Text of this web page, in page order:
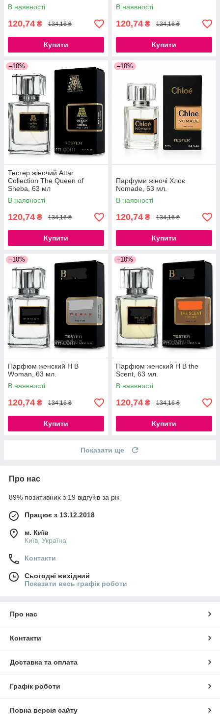
В наявності
120,74 ₴ 134,16 ₴
Купити
В наявності
120,74 ₴ 134,16 ₴
Купити
–10%
Тестер жіночий Attar
Collection The Queen of
Sheba, 63 мл
В наявності
120,74 ₴ 134,16 ₴
Купити
–10%
Парфуми жіночі Хлоє
Nomade, 63 мл.
В наявності
120,74 ₴ 134,16 ₴
Купити
–10%
Парфюм женский H B
Woman, 63 мл.
В наявності
120,74 ₴ 134,16 ₴
Купити
–10%
Парфюм женский H B the
Scent, 63 мл.
В наявності
120,74 ₴ 134,16 ₴
Купити
Показати ще
Про нас
89% позитивних з 19 відгуків за рік
Працює з 13.12.2018
м. Київ
Київ, Україна
Контакти
Сьогодні вихідний
Показати весь графік роботи
Про нас
Контакти
Доставка та оплата
Графік роботи
Повна версія сайту